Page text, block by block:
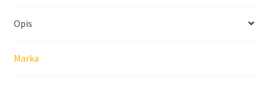
Opis
Marka